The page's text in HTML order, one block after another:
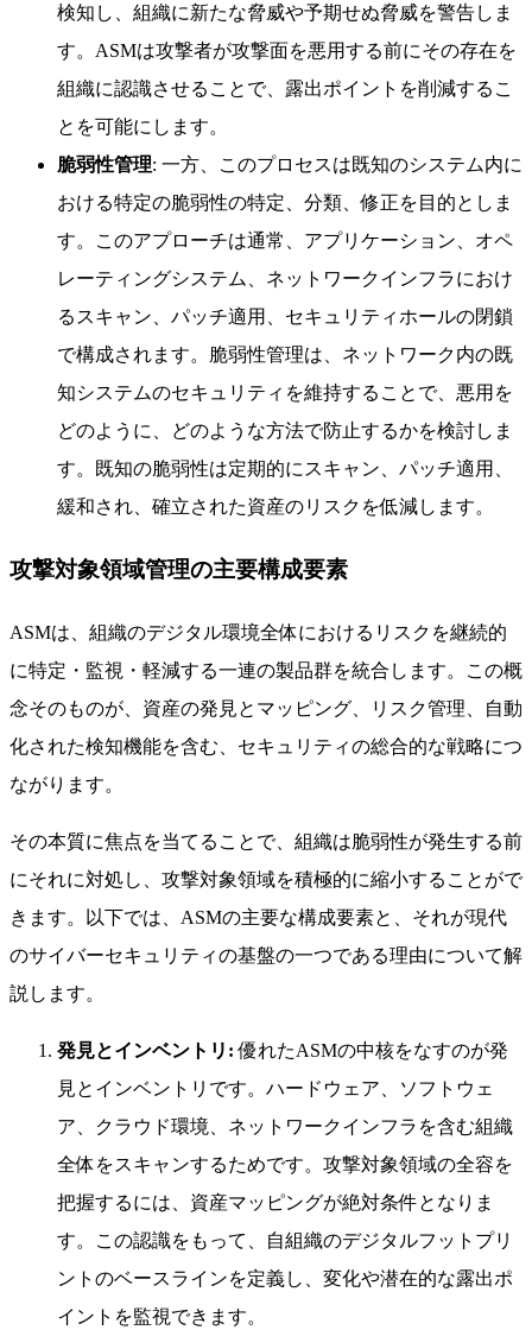
検知し、組織に新たな脅威や予期せぬ脅威を警告しま
す。ASMは攻撃者が攻撃面を悪用する前にその存在を
組織に認識させることで、露出ポイントを削減するこ
とを可能にします。
脆弱性管理: 一方、このプロセスは既知のシステム内に
おける特定の脆弱性の特定、分類、修正を目的としま
す。このアプローチは通常、アプリケーション、オペ
レーティングシステム、ネットワークインフラにおけ
るスキャン、パッチ適用、セキュリティホールの閉鎖
で構成されます。脆弱性管理は、ネットワーク内の既
知システムのセキュリティを維持することで、悪用を
どのように、どのような方法で防止するかを検討しま
す。既知の脆弱性は定期的にスキャン、パッチ適用、
緩和され、確立された資産のリスクを低減します。
攻撃対象領域管理の主要構成要素
ASMは、組織のデジタル環境全体におけるリスクを継続的
に特定・監視・軽減する一連の製品群を統合します。この概
念そのものが、資産の発見とマッピング、リスク管理、自動
化された検知機能を含む、セキュリティの総合的な戦略につ
ながります。
その本質に焦点を当てることで、組織は脆弱性が発生する前
にそれに対処し、攻撃対象領域を積極的に縮小することがで
きます。以下では、ASMの主要な構成要素と、それが現代
のサイバーセキュリティの基盤の一つである理由について解
説します。
発見とインベントリ:優れたASMの中核をなすのが発
見とインベントリです。ハードウェア、ソフトウェ
ア、クラウド環境、ネットワークインフラを含む組織
全体をスキャンするためです。攻撃対象領域の全容を
把握するには、資産マッピングが絶対条件となりま
す。この認識をもって、自組織のデジタルフットプリ
ントのベースラインを定義し、変化や潜在的な露出ポ
イントを監視できます。